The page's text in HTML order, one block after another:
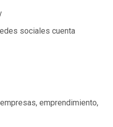
sociales cuenta
emprendimiento,